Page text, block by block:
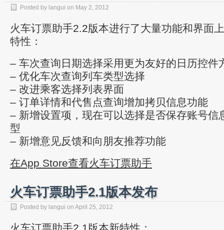
Posted by langui on May 2, 2012
火车订票助手2.2版本进行了大量功能和界面
特性：
– 车次查询日期选择采用更为友好的日历控件
– 优化车次查询列车类型选择
– 改进乘客选择列表界面
– 订单详情和代售点查询增加拷贝信息功能
– 新增设置项，现在可以选择是否保存账号信
型
– 新增意见反馈和向朋友推荐功能
在App Store查看火车订票助手
火车订票助手2.1版本发布
Posted by langui on April 25, 2012